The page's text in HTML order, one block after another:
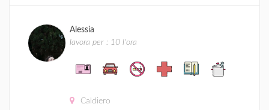
Alessia
lavora per : 10 l'ora
Caldiero